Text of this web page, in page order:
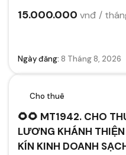
15.000.000 vnđ /
Ngày đăng: 8 Tháng 8, 2026
Cho thuê
🌻🌻 MT1942. CHO
LƯƠNG KHÁNH
KÍN KINH DOANH